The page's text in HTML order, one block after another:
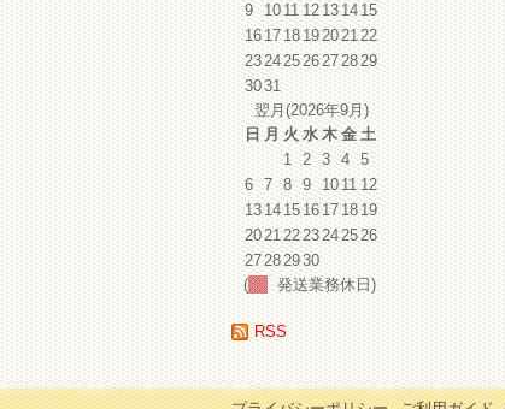
9
10 11 12 13 14 15
16 17 18 19202122
23242526272829
3031
翌月(2026年9月)
日 月 火 水 木 金 土
1 2 3 4 5
6 7 8 9 10 11 12
13 14 15 16 17 18 19
20212223242526
27282930
(
発送業務休日)
RSS